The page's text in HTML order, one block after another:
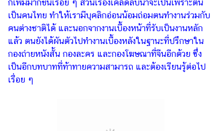
ก็เพิ่มมากขึ้นเรื่อย ๆ ส่วนเรื่องเคล็ดลับน่าจะเป็นเพราะตน
เป็นคนไทย ทำให้เรามีบุคลิกอ่อนน้อมถ่อมตนทำงานร่วมกับ
คนต่างชาติได้ และนอกจากงานเบื้องหน้าที่รับเป็นงานหลัก
แล้ว ตนยังได้ผันตัวไปทำงานเบื้องหลังในฐานะที่ปรึกษาใน
กองถ่ายหนังสั้น กองละคร และกองโฆษณาที่จีนอีกด้วย ซึ่ง
เป็นอีกบทบาทที่ท้าทายความสามารถ และต้องเรียนรู้ต่อไป
เรื่อย ๆ